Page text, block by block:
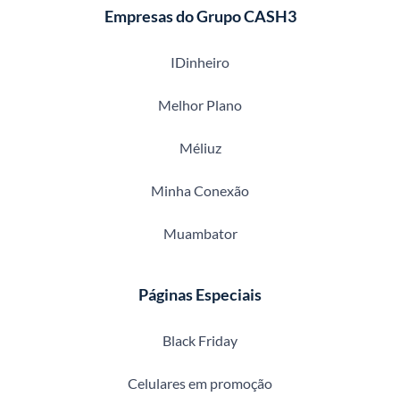
Empresas do Grupo CASH3
IDinheiro
Melhor Plano
Méliuz
Minha Conexão
Muambator
Páginas Especiais
Black Friday
Celulares em promoção